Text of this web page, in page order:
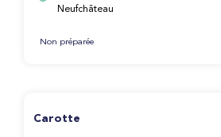
Neufchâteau
Non préparée
Carotte